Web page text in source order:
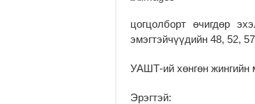
цогцолборт өчигдөр
эмэгтэйчүүдийн 48, 52,
УАШТ-ий хөнгөн жингийн
Эрэгтэй: